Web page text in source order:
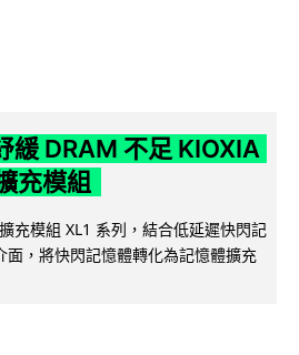
緩 DRAM 不足 KIOXIA
充模組
充模組 XL1 系列，結合低延遲快閃記
面，將快閃記憶體轉化為記憶體擴充